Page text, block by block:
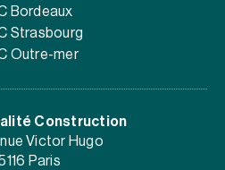
Bordeaux
Strasbourg
Outre-mer
Construction
Victor Hugo
Paris